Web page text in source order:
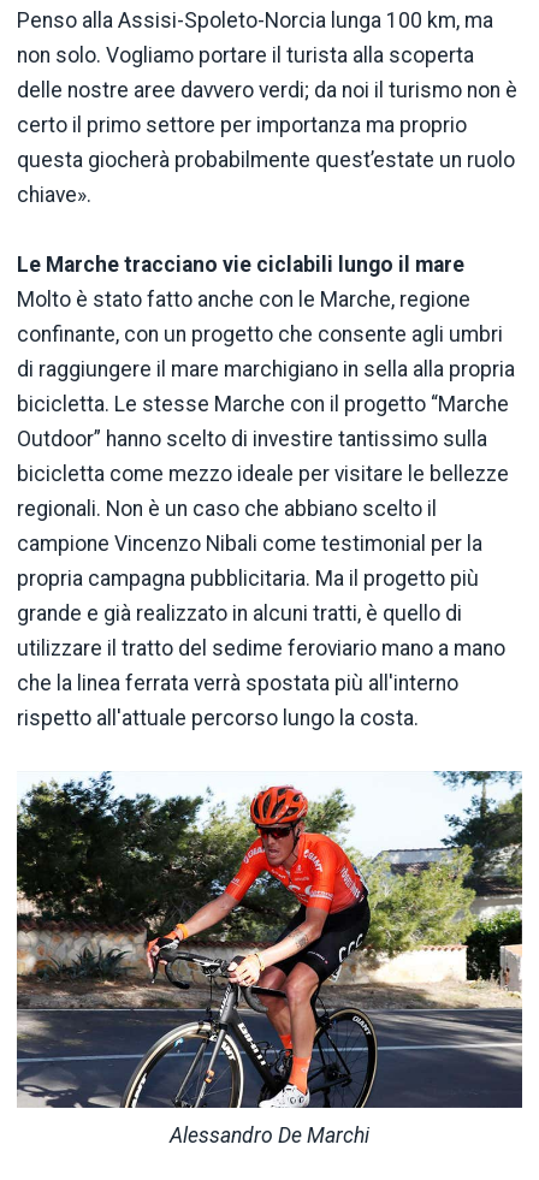
Penso alla Assisi-Spoleto-Norcia lunga 100 km, ma
non solo. Vogliamo portare il turista alla scoperta
delle nostre aree davvero verdi; da noi il turismo non è
certo il primo settore per importanza ma proprio
questa giocherà probabilmente quest’estate un ruolo
chiave».
Le Marche tracciano vie ciclabili lungo il mare
Molto è stato fatto anche con le Marche, regione
confinante, con un progetto che consente agli umbri
di raggiungere il mare marchigiano in sella alla propria
bicicletta. Le stesse Marche con il progetto “Marche
Outdoor” hanno scelto di investire tantissimo sulla
bicicletta come mezzo ideale per visitare le bellezze
regionali. Non è un caso che abbiano scelto il
campione Vincenzo Nibali come testimonial per la
propria campagna pubblicitaria. Ma il progetto più
grande e già realizzato in alcuni tratti, è quello di
utilizzare il tratto del sedime feroviario mano a mano
che la linea ferrata verrà spostata più all'interno
rispetto all'attuale percorso lungo la costa.
Alessandro De Marchi